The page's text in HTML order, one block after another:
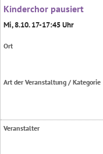
Kinderchor pausiert
Mi, 8.10. 17-17:45 Uhr
Ort
Art der Veranstaltung / Kategorie
Veranstalter